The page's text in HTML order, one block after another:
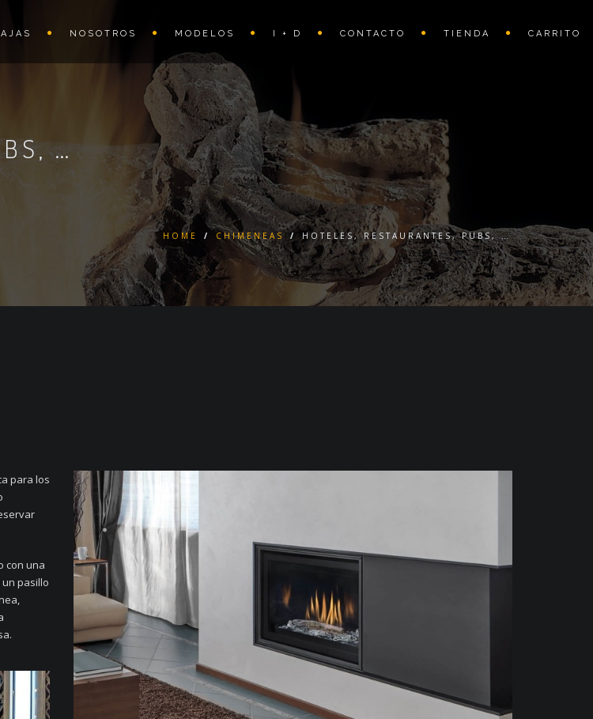
NOSOTROS MODELOS I + D CONTACTO TIENDA CARRITO
…
HOME / CHIMENEAS / HOTELES, RESTAURANTES, PUBS, …
para los
con una
pasillo